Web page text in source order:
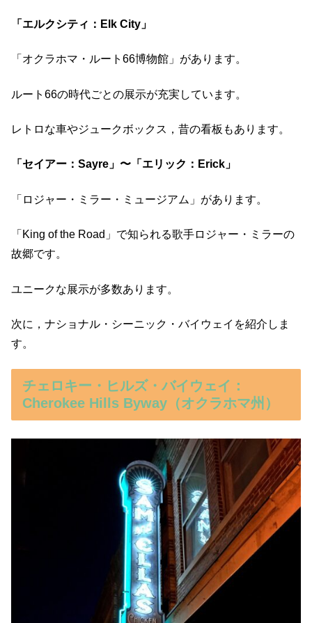
「エルクシティ：Elk City」
「オクラホマ・ルート66博物館」があります。
ルート66の時代ごとの展示が充実しています。
レトロな車やジュークボックス，昔の看板もあります。
「セイアー：Sayre」〜「エリック：Erick」
「ロジャー・ミラー・ミュージアム」があります。
「King of the Road」で知られる歌手ロジャー・ミラーの
故郷です。
ユニークな展示が多数あります。
次に，ナショナル・シーニック・バイウェイを紹介しま
す。
チェロキー・ヒルズ・バイウェイ：
Cherokee Hills Byway（オクラホマ州）